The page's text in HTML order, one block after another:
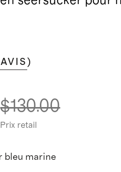
AVIS )
$130.00
Prix retail
bleu marine